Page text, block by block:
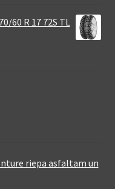
60 R 17 72S TL
riepa asfaltam un